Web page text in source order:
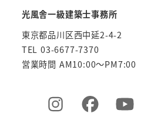
光風舎一級建築士事務所
東京都品川区西中延2-4-2
TEL 03-6677-7370
営業時間 AM10:00～PM7:00